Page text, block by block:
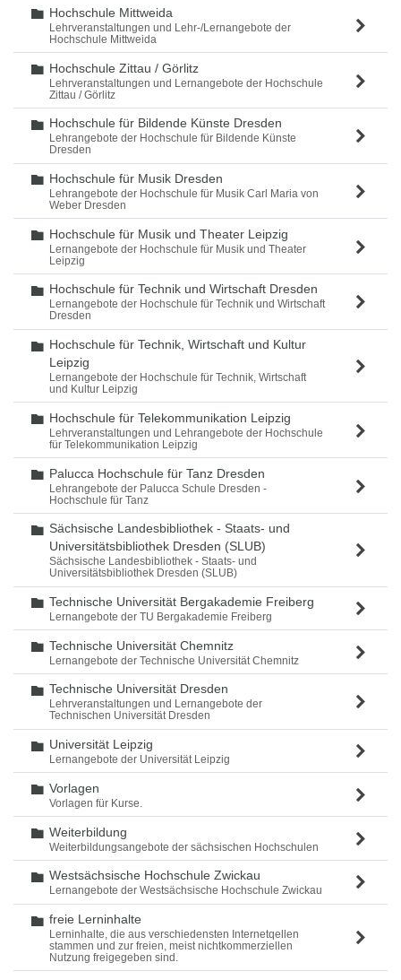
Ordner
Hochschule Mittweida
Lehrveranstaltungen und Lehr-/Lernangebote der
Hochschule Mittweida
Ordner
Hochschule Zittau / Görlitz
Lehrveranstaltungen und Lernangebote der Hochschule
Zittau / Görlitz
Ordner
Hochschule für Bildende Künste Dresden
Lehrangebote der Hochschule für Bildende Künste
Dresden
Ordner
Hochschule für Musik Dresden
Lehrangebote der Hochschule für Musik Carl Maria von
Weber Dresden
Ordner
Hochschule für Musik und Theater Leipzig
Lernangebote der Hochschule für Musik und Theater
Leipzig
Ordner
Hochschule für Technik und Wirtschaft Dresden
Lernangebote der Hochschule für Technik und Wirtschaft
Dresden
Ordner
Hochschule für Technik, Wirtschaft und Kultur
Leipzig
Lernangebote der Hochschule für Technik, Wirtschaft
und Kultur Leipzig
Ordner
Hochschule für Telekommunikation Leipzig
Lehrveranstaltungen und Lehrangebote der Hochschule
für Telekommunikation Leipzig
Ordner
Palucca Hochschule für Tanz Dresden
Lehrangebote der Palucca Schule Dresden -
Hochschule für Tanz
Ordner
Sächsische Landesbibliothek - Staats- und
Universitätsbibliothek Dresden (SLUB)
Sächsische Landesbibliothek - Staats- und
Universitätsbibliothek Dresden (SLUB)
Ordner
Technische Universität Bergakademie Freiberg
Lernangebote der TU Bergakademie Freiberg
Ordner
Technische Universität Chemnitz
Lernangebote der Technische Universität Chemnitz
Ordner
Technische Universität Dresden
Lehrveranstaltungen und Lernangebote der
Technischen Universität Dresden
Ordner
Universität Leipzig
Lernangebote der Universität Leipzig
Ordner
Vorlagen
Vorlagen für Kurse.
Ordner
Weiterbildung
Weiterbildungsangebote der sächsischen Hochschulen
Ordner
Westsächsische Hochschule Zwickau
Lernangebote der Westsächsische Hochschule Zwickau
Ordner
freie Lerninhalte
Lerninhalte, die aus verschiedensten Internetqellen
stammen und zur freien, meist nichtkommerziellen
Nutzung freigegeben sind.